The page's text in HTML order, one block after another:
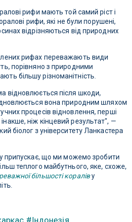
рифи мають той самий ріст і
рифи, які не були порушені,
відрізняються від природних
рифах переважають види
порівняно з природними
більшу різноманітність.
відновлюється після шкоди,
вона природним шляхом
процесів відновлення, перші
ніж кінцевий результат", —
біолог з університету Ланкастера
припускає, що ми можемо зробити
теплого майбутнього, яке, схоже,
більшості кораліву